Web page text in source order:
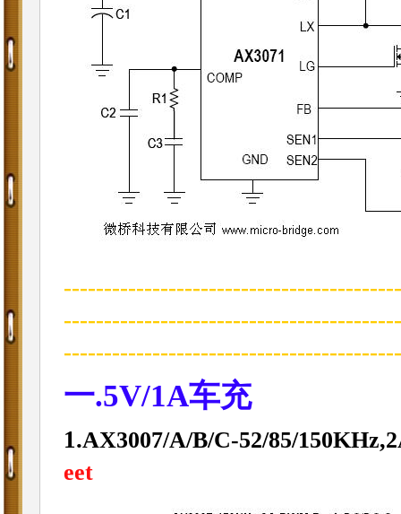
一.5V/1A车充
1.AX3007/A/B/C-52/85/
eet